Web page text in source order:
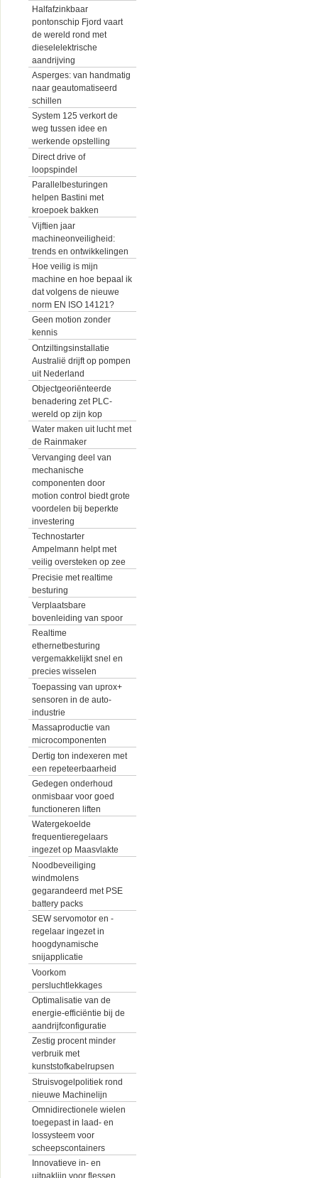
Halfafzinkbaar
pontonschip Fjord vaart
de wereld rond met
dieselelektrische
aandrijving
Asperges: van handmatig
naar geautomatiseerd
schillen
System 125 verkort de
weg tussen idee en
werkende opstelling
Direct drive of
loopspindel
Parallelbesturingen
helpen Bastini met
kroepoek bakken
Vijftien jaar
machineonveiligheid:
trends en ontwikkelingen
Hoe veilig is mijn
machine en hoe bepaal ik
dat volgens de nieuwe
norm EN ISO 14121?
Geen motion zonder
kennis
Ontziltingsinstallatie
Australië drijft op pompen
uit Nederland
Objectgeoriënteerde
benadering zet PLC-
wereld op zijn kop
Water maken uit lucht met
de Rainmaker
Vervanging deel van
mechanische
componenten door
motion control biedt grote
voordelen bij beperkte
investering
Technostarter
Ampelmann helpt met
veilig oversteken op zee
Precisie met realtime
besturing
Verplaatsbare
bovenleiding van spoor
Realtime
ethernetbesturing
vergemakkelijkt snel en
precies wisselen
Toepassing van uprox+
sensoren in de auto-
industrie
Massaproductie van
microcomponenten
Dertig ton indexeren met
een repeteerbaarheid
Gedegen onderhoud
onmisbaar voor goed
functioneren liften
Watergekoelde
frequentieregelaars
ingezet op Maasvlakte
Noodbeveiliging
windmolens
gegarandeerd met PSE
battery packs
SEW servomotor en -
regelaar ingezet in
hoogdynamische
snijapplicatie
Voorkom
persluchtlekkages
Optimalisatie van de
energie-efficiëntie bij de
aandrijfconfiguratie
Zestig procent minder
verbruik met
kunststofkabelrupsen
Struisvogelpolitiek rond
nieuwe Machinelijn
Omnidirectionele wielen
toegepast in laad- en
lossysteem voor
scheepscontainers
Innovatieve in- en